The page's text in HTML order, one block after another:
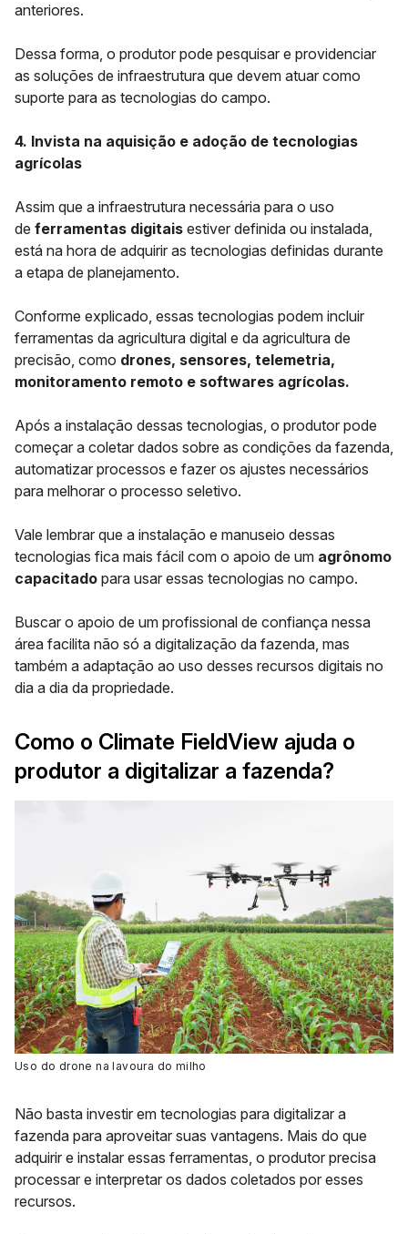
anteriores.
Dessa forma, o produtor pode pesquisar e providenciar
as soluções de infraestrutura que devem atuar como
suporte para as tecnologias do campo.
4. Invista na aquisição e adoção de tecnologias
agrícolas
Assim que a infraestrutura necessária para o uso
de ferramentas digitais estiver definida ou instalada,
está na hora de adquirir as tecnologias definidas durante
a etapa de planejamento.
Conforme explicado, essas tecnologias podem incluir
ferramentas da agricultura digital e da agricultura de
precisão, como drones, sensores, telemetria,
monitoramento remoto e softwares agrícolas.
Após a instalação dessas tecnologias, o produtor pode
começar a coletar dados sobre as condições da fazenda,
automatizar processos e fazer os ajustes necessários
para melhorar o processo seletivo.
Vale lembrar que a instalação e manuseio dessas
tecnologias fica mais fácil com o apoio de um agrônomo
capacitado para usar essas tecnologias no campo.
Buscar o apoio de um profissional de confiança nessa
área facilita não só a digitalização da fazenda, mas
também a adaptação ao uso desses recursos digitais no
dia a dia da propriedade.
Como o Climate FieldView ajuda o
produtor a digitalizar a fazenda?
Uso do drone na lavoura do milho
Não basta investir em tecnologias para digitalizar a
fazenda para aproveitar suas vantagens. Mais do que
adquirir e instalar essas ferramentas, o produtor precisa
processar e interpretar os dados coletados por esses
recursos.